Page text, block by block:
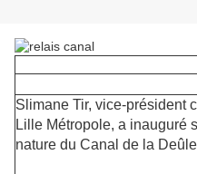
Slimane Tir, vice-président
Lille Métropole, a inauguré
nature du Canal de la Deûle